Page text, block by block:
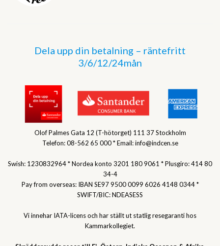
Dela upp din betalning – räntefritt
3/6/12/24mån
Olof Palmes Gata 12 (T-hötorget) 111 37 Stockholm
Telefon: 08-562 65 000 * Email: info@indcen.se
Swish: 1230832964 * Nordea konto 3201 180 9061 * Plusgiro: 414 80
34-4
Pay from overseas: IBAN SE97 9500 0099 6026 4148 0344 *
SWIFT/BIC: NDEASESS
Vi innehar IATA-licens och har ställt ut statlig resegaranti hos
Kammarkollegiet.